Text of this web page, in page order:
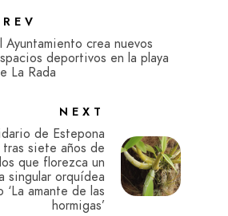
Ayuntamiento crea nuevos
deportivos en la playa
La Rada
NEXT
de Estepona
siete años de
que florezca un
singular orquídea
amante de las
hormigas’